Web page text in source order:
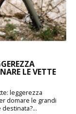
LE VETTE
leggerezza
domare le grandi